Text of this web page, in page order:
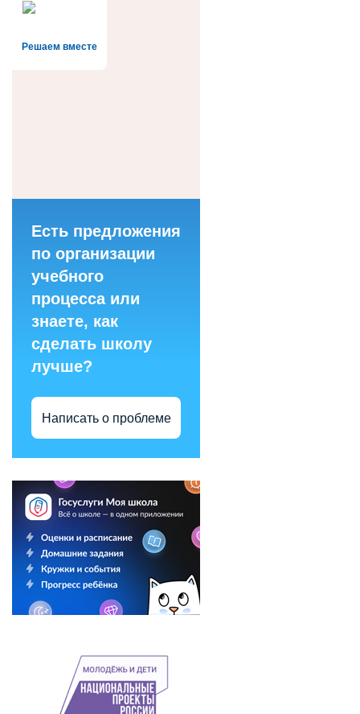
Решаем вместе
Есть предложения
по организации
учебного
процесса или
знаете, как
сделать школу
лучше?
Написать о проблеме